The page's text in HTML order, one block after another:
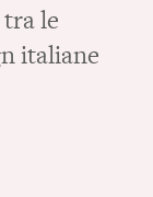
le
italiane